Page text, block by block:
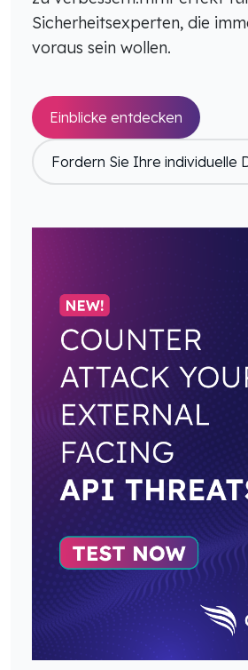
Sicherheitsexperten, die
voraus sein wollen.
Einblicke entdecken
Fordern Sie Ihre individuelle